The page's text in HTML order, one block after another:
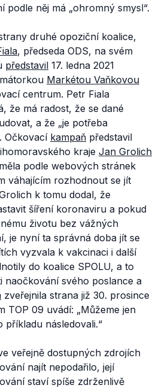
podle něj má „ohromný smysl“.
druhé opoziční koalice,
, předseda ODS, na svém
představil 17. ledna 2021
Markétou Vaňkovou
centrum. Petr Fiala
že má radost, že se dané
a že „je potřeba
Očkovací kampaň představil
kraje Jan Grolich
podle webových stránek
váhajícím rozhodnout se jít
k tomu dodal, že
šíření koronaviru a pokud
životu bez vážných
je nyní ta správná doba jít se
vyzvala k vakcinaci i další
do koalice SPOLU, a to
naočkování svého poslance a
zveřejnila strana již 30. prosince
TOP 09 uvádí: „Můžeme jen
následovali.“
veřejně dostupných zdrojích
najít nepodařilo, její
staví spíše zdrženlivě